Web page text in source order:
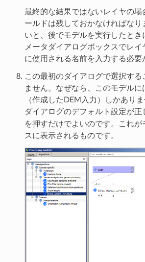
最終的な結果ではないレイヤの場
ールドは残しておかなければなり
いと、後でモデルを実行したとき
メータダイアログボックスでレ
に使用される名前を入力する必要
この最初のダイアログで選択する
ません。なぜなら、このモデルに
（作成したDEM入力）しかあり
ダイアログのデフォルト設定が正
を押すだけでよいのです。これが
スに表示されるものです。